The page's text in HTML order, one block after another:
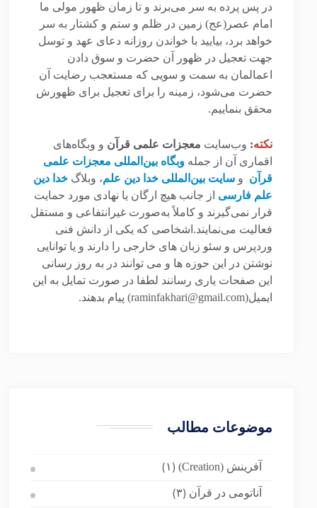
در پس پرده به سر می‌برند و تا زمان ظهور مولی ما
امام عصر(عج) زمین در ظلم و ستم و کشتار به سر
خواهد برد، بیایید با خواندن روزانه دعای عهد و توسل
جهت تعجیل در ظهور آن حضرت و سوق دادن
اعمالمان به سمت و سویی که مستعجب رضایت آن
حضرت می‌شود، زمینه را برای تعجیل برای ظهورش
محقق بنماییم.
نکته: وب‌سایت معجزات علمی قرآن و وبگاه‌های
اقماری آن از جمله وبگاه بین‌المللی معجزات علمی
قرآن و سایت بین‌المللی خدا دین علم، وبلاگ خدا دین
علم فارسی از جانب هیچ ارگان یا نهادی مورد حمایت
قرار نمی‌گیرند و کاملاً به‌صورت غیرانتفاعی و مستقل
فعالیت می‌نمایند.اشخاصی که یکی از دانش فنی
وردپرس و سئو زبان های خارجی را دارند و یا توانایی
نوشتن در این حوزه ها و می توانند در به روز رسانی
این صفحات یاری رسانند لطفا در صورت تمایل به این
ایمیل(raminfakhari@gmail.com) پیام بدهند.
موضوعات مطالب
آفرینش (Creation) (۱)
آناتومی در قرآن (۳)